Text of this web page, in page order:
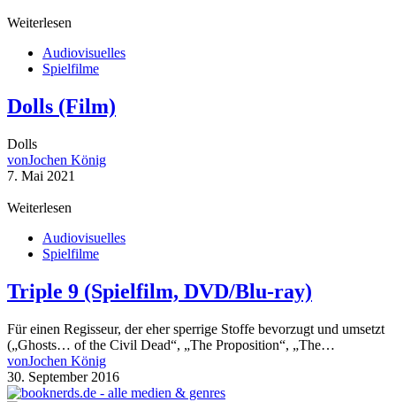
Weiterlesen
Audiovisuelles
Spielfilme
Dolls (Film)
Dolls
vonJochen König
7. Mai 2021
Weiterlesen
Audiovisuelles
Spielfilme
Triple 9 (Spielfilm, DVD/Blu-ray)
Für einen Regisseur, der eher sperrige Stoffe bevorzugt und umsetzt
(„Ghosts… of the Civil Dead“, „The Proposition“, „The…
vonJochen König
30. September 2016